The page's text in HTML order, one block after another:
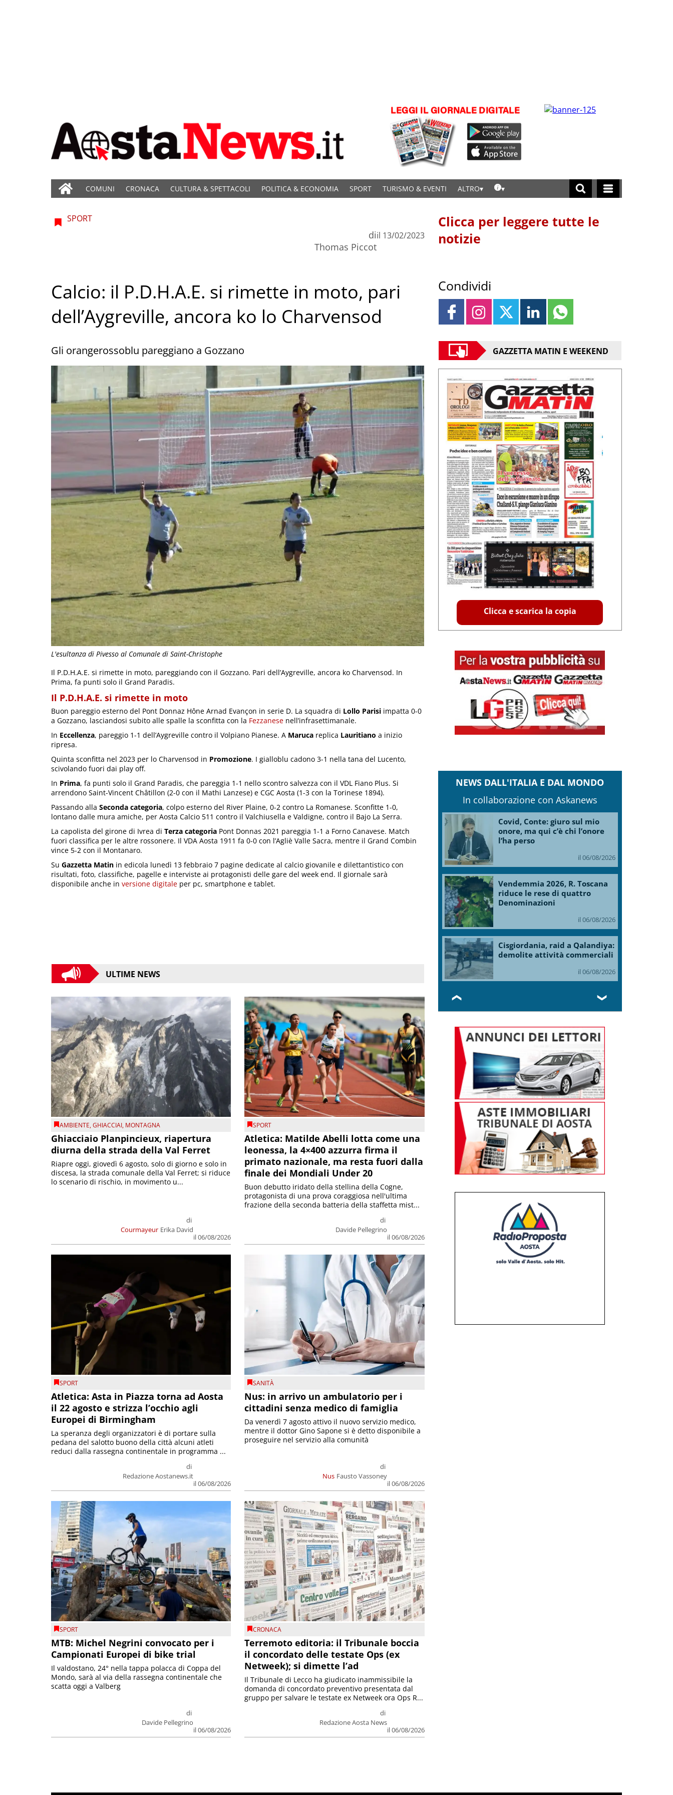
COMUNI CRONACA CULTURA & SPETTACOLI POLITICA & ECONOMIA SPORT TURISMO & EVENTI ALTRO
L'esultanza di Pivesso al Comunale di Saint-Christophe
SPORT
di
Thomas Piccot
il 13/02/2023
Calcio: il P.D.H.A.E. si rimette in moto, pari
dell’Aygreville, ancora ko lo Charvensod
Gli orangerossoblu pareggiano a Gozzano
Il P.D.H.A.E. si rimette in moto, pareggiando con il Gozzano. Pari dell’Aygreville, ancora ko Charvensod. In
Prima, fa punti solo il Grand Paradis.
Il P.D.H.A.E. si rimette in moto
Buon pareggio esterno del Pont Donnaz Hône Arnad Evançon in serie D. La squadra di Lollo Parisi impatta 0-0
a Gozzano, lasciandosi subito alle spalle la sconfitta con la Fezzanese nell’infrasettimanale.
In Eccellenza, pareggio 1-1 dell’Aygreville contro il Volpiano Pianese. A Maruca replica Lauritiano a inizio
ripresa.
Quinta sconfitta nel 2023 per lo Charvensod in Promozione. I gialloblu cadono 3-1 nella tana del Lucento,
scivolando fuori dai play off.
In Prima, fa punti solo il Grand Paradis, che pareggia 1-1 nello scontro salvezza con il VDL Fiano Plus. Si
arrendono Saint-Vincent Châtillon (2-0 con il Mathi Lanzese) e CGC Aosta (1-3 con la Torinese 1894).
Passando alla Seconda categoria, colpo esterno del River Plaine, 0-2 contro La Romanese. Sconfitte 1-0,
lontano dalle mura amiche, per Aosta Calcio 511 contro il Valchiusella e Valdigne, contro il Bajo La Serra.
La capolista del girone di Ivrea di Terza categoria Pont Donnas 2021 pareggia 1-1 a Forno Canavese. Match
fuori classifica per le altre rossonere. Il VDA Aosta 1911 fa 0-0 con l’Agliè Valle Sacra, mentre il Grand Combin
vince 5-2 con il Montanaro.
Su Gazzetta Matin in edicola lunedì 13 febbraio 7 pagine dedicate al calcio giovanile e dilettantistico con
risultati, foto, classifiche, pagelle e interviste ai protagonisti delle gare del week end. Il giornale sarà
disponibile anche in versione digitale per pc, smartphone e tablet.
ULTIME NEWS
AMBIENTE,GHIACCIAI, MONTAGNA
Ghiacciaio Planpincieux, riapertura
diurna della strada della Val Ferret
Courmayeur
di
Erika David
il 06/08/2026
Riapre oggi, giovedì 6 agosto, solo di giorno e solo in
discesa, la strada comunale della Val Ferret; si riduce
lo scenario di rischio, in movimento u...
SPORT
Atletica: Matilde Abelli lotta come una
leonessa, la 4×400 azzurra firma il
primato nazionale, ma resta fuori dalla
finale dei Mondiali Under 20
di
Davide Pellegrino
il 06/08/2026
Buon debutto iridato della stellina della Cogne,
protagonista di una prova coraggiosa nell'ultima
frazione della seconda batteria della staffetta mist...
SPORT
Atletica: Asta in Piazza torna ad Aosta
il 22 agosto e strizza l’occhio agli
Europei di Birmingham
di
Redazione Aostanews.it
il 06/08/2026
La speranza degli organizzatori è di portare sulla
pedana del salotto buono della città alcuni atleti
reduci dalla rassegna continentale in programma ...
SANITÀ
Nus: in arrivo un ambulatorio per i
cittadini senza medico di famiglia
Nus
di
Fausto Vassoney
il 06/08/2026
Da venerdì 7 agosto attivo il nuovo servizio medico,
mentre il dottor Gino Sapone si è detto disponibile a
proseguire nel servizio alla comunità
SPORT
MTB: Michel Negrini convocato per i
Campionati Europei di bike trial
di
Davide Pellegrino
il 06/08/2026
Il valdostano, 24° nella tappa polacca di Coppa del
Mondo, sarà al via della rassegna continentale che
scatta oggi a Valberg
CRONACA
Terremoto editoria: il Tribunale boccia
il concordato delle testate Ops (ex
Netweek); si dimette l’ad
di
Redazione Aosta News
il 06/08/2026
Il Tribunale di Lecco ha giudicato inammissibile la
domanda di concordato preventivo presentata dal
gruppo per salvare le testate ex Netweek ora Ops R...
Clicca per leggere tutte le
notizie
Condividi
GAZZETTA MATIN E WEEKEND
Clicca e scarica la copia
NEWS DALL'ITALIA E DAL MONDO
In collaborazione con Askanews
Covid, Conte: giuro sul mio
onore, ma qui c’è chi l’onore
l’ha perso
il 06/08/2026
Vendemmia 2026, R. Toscana
riduce le rese di quattro
Denominazioni
il 06/08/2026
Cisgiordania, raid a Qalandiya:
demolite attività commerciali
il 06/08/2026
❮ ❯